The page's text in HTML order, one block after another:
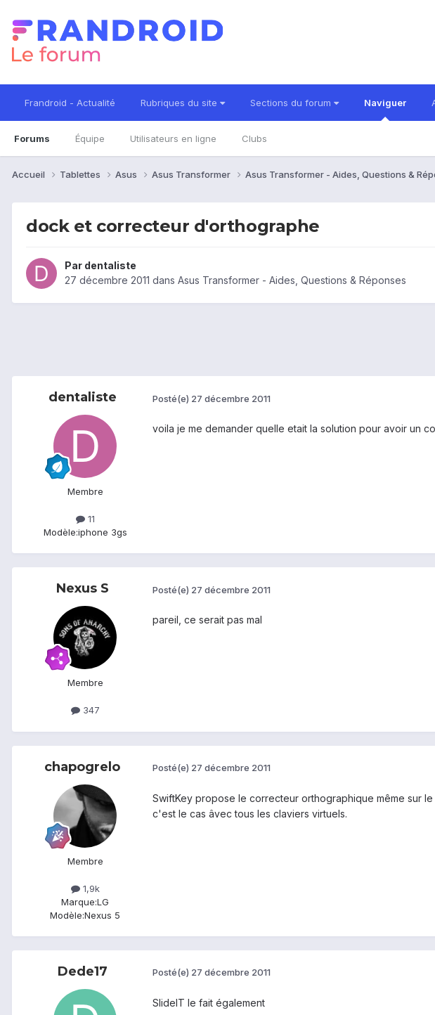
Frandroid - Actualité Rubriques du site Sections du forum Naviguer
Forums Équipe Utilisateurs en ligne Clubs
Accueil Tablettes Asus Asus Transformer Asus Transformer - Aides, Questions &
dock et correcteur d'orthographe
Par dentaliste
27 décembre 2011 dans Asus Transformer - Aides, Questions & Réponses
dentaliste
Membre
11
Modèle:iphone 3gs
Posté(e) 27 décembre 2011
voila je me demander quelle etait la solution pour avoir un
Nexus S
Membre
347
Posté(e) 27 décembre 2011
pareil, ce serait pas mal
chapogrelo
Membre
1,9k
Marque:LG
Modèle:Nexus 5
Posté(e) 27 décembre 2011
SwiftKey propose le correcteur orthographique même sur
c'est le cas âvec tous les claviers virtuels.
Dede17 Posté(e) 27 décembre 2011
SlideIT le fait également